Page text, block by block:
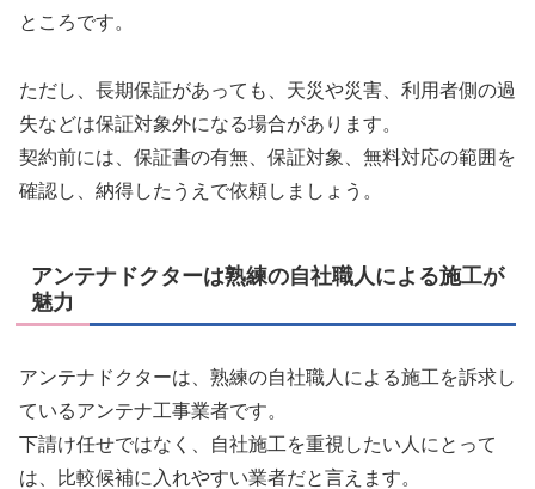
ところです。
ただし、長期保証があっても、天災や災害、利用者側の過
失などは保証対象外になる場合があります。
契約前には、保証書の有無、保証対象、無料対応の範囲を
確認し、納得したうえで依頼しましょう。
アンテナドクターは熟練の自社職人による施工が
魅力
アンテナドクターは、熟練の自社職人による施工を訴求し
ているアンテナ工事業者です。
下請け任せではなく、自社施工を重視したい人にとって
は、比較候補に入れやすい業者だと言えます。